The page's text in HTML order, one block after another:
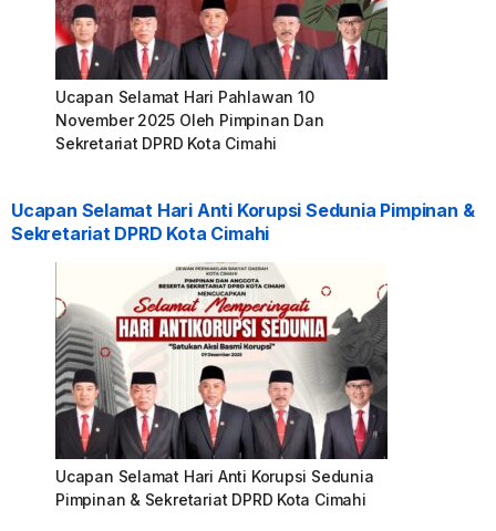
Ucapan Selamat Hari Pahlawan 10
November 2025 Oleh Pimpinan Dan
Sekretariat DPRD Kota Cimahi
Ucapan Selamat Hari Anti Korupsi Sedunia Pimpinan &
Sekretariat DPRD Kota Cimahi
Ucapan Selamat Hari Anti Korupsi Sedunia
Pimpinan & Sekretariat DPRD Kota Cimahi